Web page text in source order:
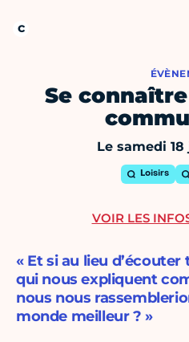
Se
Le samedi
Loisirs
« Et si au lieu
qui nous expliquent
nous nous
monde meilleur ? »
VOIR LES